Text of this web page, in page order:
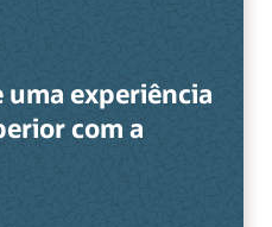
experiência
com a